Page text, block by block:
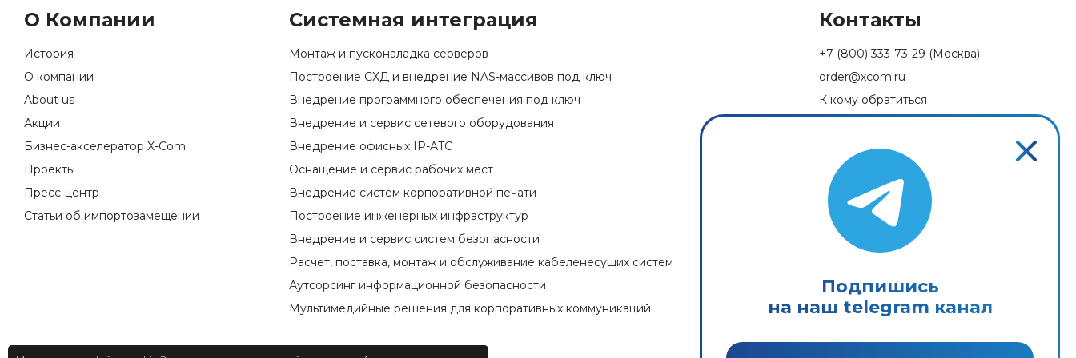
О Компании
История
О компании
About us
Акции
Бизнес-акселератор X-Com
Проекты
Пресс-центр
Статьи об импортозамещении
Системная интеграция
Монтаж и пусконаладка серверов
Построение СХД и внедрение NAS-массивов под ключ
Внедрение программного обеспечения под ключ
Внедрение и сервис сетевого оборудования
Внедрение офисных IP-ATC
Оснащение и сервис рабочих мест
Внедрение систем корпоративной печати
Построение инженерных инфраструктур
Внедрение и сервис систем безопасности
Расчет, поставка, монтаж и обслуживание кабеленесущих систем
Аутсорсинг информационной безопасности
Мультимедийные решения для корпоративных коммуникаций
Контакты
+7 (800) 333-73-29 (Москва)
order@xcom.ru
К кому обратиться
Подпишись
на наш telegram канал